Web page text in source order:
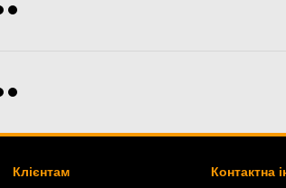
Клієнтам Контактна